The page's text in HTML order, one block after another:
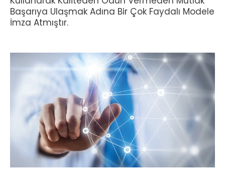
Başarıya Ulaşmak Adına Bir Çok Faydalı Modele
İmza Atmıştır.